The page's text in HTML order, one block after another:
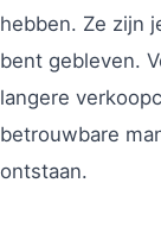
hebben. Ze zijn
bent gebleven.
langere
betrouwbare
ontstaan.